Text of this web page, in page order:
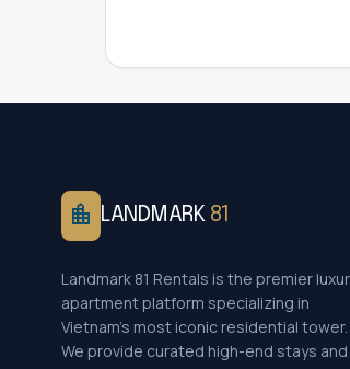
location_city LANDMARK 81
Landmark 81 Rentals is the premier
apartment platform specializing in
Vietnam's most iconic residential tower.
We provide curated high-end stays and